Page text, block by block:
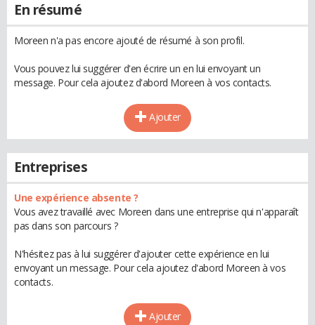
En résumé
Moreen n'a pas encore ajouté de résumé à son profil.
Vous pouvez lui suggérer d'en écrire un en lui envoyant un
message. Pour cela ajoutez d'abord Moreen à vos contacts.
Ajouter
Entreprises
Une expérience absente ?
Vous avez travaillé avec Moreen dans une entreprise qui n'apparaît
pas dans son parcours ?
N'hésitez pas à lui suggérer d'ajouter cette expérience en lui
envoyant un message. Pour cela ajoutez d'abord Moreen à vos
contacts.
Ajouter